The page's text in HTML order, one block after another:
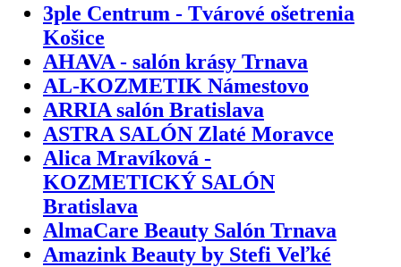
3ple Centrum - Tvárové ošetrenia
Košice
AHAVA - salón krásy Trnava
AL-KOZMETIK Námestovo
ARRIA salón Bratislava
ASTRA SALÓN Zlaté Moravce
Alica Mravíková -
KOZMETICKÝ SALÓN
Bratislava
AlmaCare Beauty Salón Trnava
Amazink Beauty by Stefi Veľké